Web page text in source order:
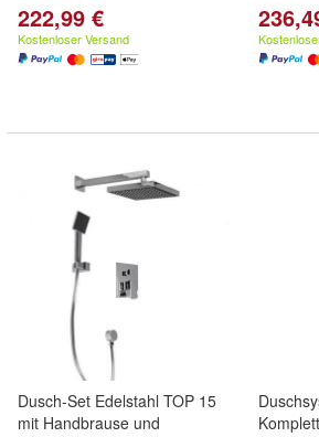
222,99 €
Kostenloser Versand
Dusch-Set Edelstahl TOP 15
mit Handbrause und